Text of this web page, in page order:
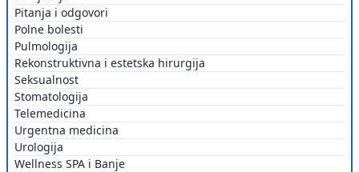
Pitanja i odgovori
Polne bolesti
Pulmologija
Rekonstruktivna i estetska hirurgija
Seksualnost
Stomatologija
Telemedicina
Urgentna medicina
Urologija
Wellness SPA i Banje